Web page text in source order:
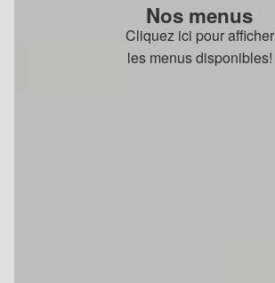
Nos menus
Cliquez ici pour afficher
les menus disponibles!